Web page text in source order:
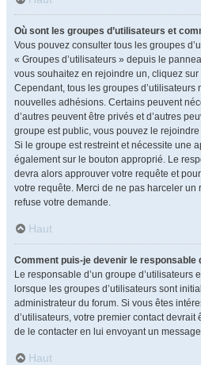
Où sont les groupes d’utilisateurs et
Vous pouvez consulter tous les groupes
« Groupes d’utilisateurs » depuis le
vous souhaitez en rejoindre un, cliquez
Cependant, tous les groupes d’utilisateurs
nouvelles adhésions. Certains peuvent
d’autres peuvent être privés et d’autres
groupe est public, vous pouvez le
Si le groupe est restreint et nécessite une
également sur le bouton approprié. Le
devra alors approuver votre requête et
votre requête. Merci de ne pas harceler un
refuse votre demande.
Haut
Comment puis-je devenir le responsable
Le responsable d’un groupe d’utilisateurs
lorsque les groupes d’utilisateurs sont
administrateur du forum. Si vous êtes
d’utilisateurs, votre premier contact devrait
de le contacter en lui envoyant un
Haut